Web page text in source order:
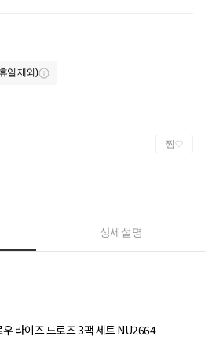
일 제외)
찜
상세설명
라이즈 드로즈 3팩 세트 NU2664